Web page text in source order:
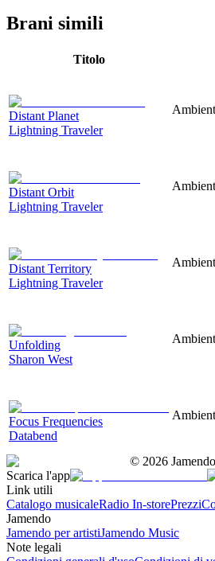
Brani simili
Titolo
Distant Planet
Lightning Traveler
Distant Orbit
Lightning Traveler
Distant Territory
Lightning Traveler
Unfolding
Sharon West
Focus Frequencies
Databend
© 2026
Scarica l'app
Link utili
Catalogo musicaleRadio In-storePrezzi
Jamendo
Jamendo per artistiJamendo Music
Note legali